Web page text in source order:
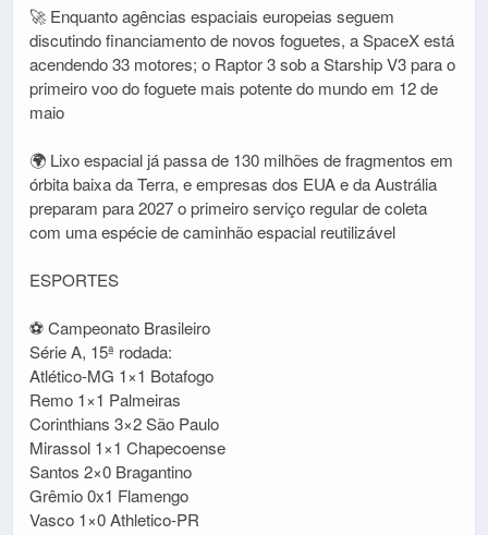
🚀 Enquanto agências espaciais europeias seguem
discutindo financiamento de novos foguetes, a SpaceX está
acendendo 33 motores; o Raptor 3 sob a Starship V3 para o
primeiro voo do foguete mais potente do mundo em 12 de
maio
🌍 Lixo espacial já passa de 130 milhões de fragmentos em
órbita baixa da Terra, e empresas dos EUA e da Austrália
preparam para 2027 o primeiro serviço regular de coleta
com uma espécie de caminhão espacial reutilizável
ESPORTES
⚽ Campeonato Brasileiro
Série A, 15ª rodada:
Atlético-MG 1×1 Botafogo
Remo 1×1 Palmeiras
Corinthians 3×2 São Paulo
Mirassol 1×1 Chapecoense
Santos 2×0 Bragantino
Grêmio 0x1 Flamengo
Vasco 1×0 Athletico-PR